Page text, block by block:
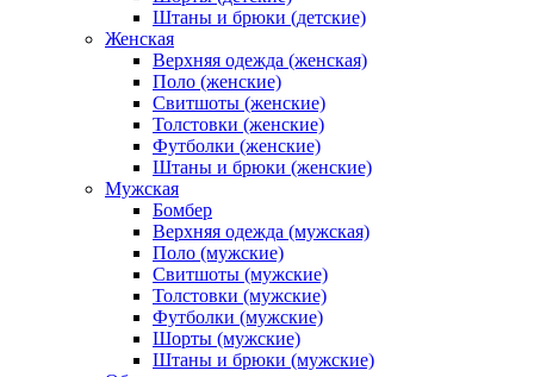
Штаны и брюки (детские)
Женская
Верхняя одежда (женская)
Поло (женские)
Свитшоты (женские)
Толстовки (женские)
Футболки (женские)
Штаны и брюки (женские)
Мужская
Бомбер
Верхняя одежда (мужская)
Поло (мужские)
Свитшоты (мужские)
Толстовки (мужские)
Футболки (мужские)
Шорты (мужские)
Штаны и брюки (мужские)